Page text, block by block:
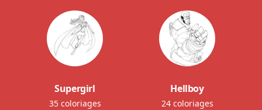
Supergirl
35 coloriages
Hellboy
24 coloriages